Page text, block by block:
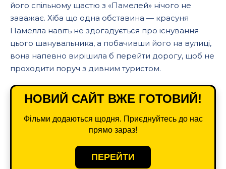
його спільному щастю з «Памелей» нічого не
заважає. Хіба що одна обставина — красуня
Памелла навіть не здогадується про існування
цього шанувальника, а побачивши його на вулиці,
вона напевно вирішила б перейти дорогу, щоб не
проходити поруч з дивним туристом.
НОВИЙ САЙТ ВЖЕ ГОТОВИЙ!
Фільми додаються щодня. Приєднуйтесь до нас
прямо зараз!
ПЕРЕЙТИ